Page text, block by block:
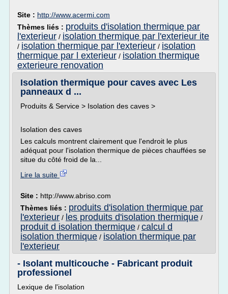
Site : http://www.acermi.com
Thèmes liés : produits d'isolation thermique par
l'exterieur / isolation thermique par l'exterieur ite
/ isolation thermique par l'exterieur / isolation
thermique par l exterieur / isolation thermique
exterieure renovation
Isolation thermique pour caves avec Les
panneaux d ...
Produits & Service > Isolation des caves >
Isolation des caves
Les calculs montrent clairement que l'endroit le plus
adéquat pour l'isolation thermique de pièces chauffées se
situe du côté froid de la...
Lire la suite
Site : http://www.abriso.com
Thèmes liés : produits d'isolation thermique par
l'exterieur / les produits d'isolation thermique /
produit d isolation thermique / calcul d
isolation thermique / isolation thermique par
l'exterieur
- Isolant multicouche - Fabricant produit
professionel‎
Lexique de l'isolation